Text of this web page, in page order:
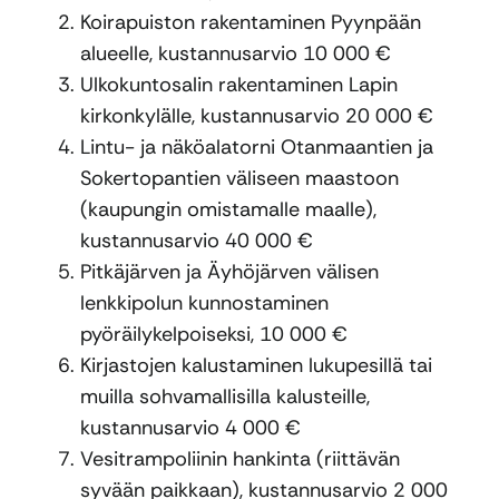
Koirapuiston rakentaminen Pyynpään
alueelle, kustannusarvio 10 000 €
Ulkokuntosalin rakentaminen Lapin
kirkonkylälle, kustannusarvio 20 000 €
Lintu- ja näköalatorni Otanmaantien ja
Sokertopantien väliseen maastoon
(kaupungin omistamalle maalle),
kustannusarvio 40 000 €
Pitkäjärven ja Äyhöjärven välisen
lenkkipolun kunnostaminen
pyöräilykelpoiseksi, 10 000 €
Kirjastojen kalustaminen lukupesillä tai
muilla sohvamallisilla kalusteille,
kustannusarvio 4 000 €
Vesitrampoliinin hankinta (riittävän
syvään paikkaan), kustannusarvio 2 000